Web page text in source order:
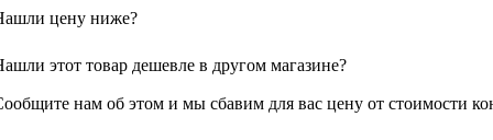
цену ниже?
этот товар дешевле в другом магазине?
нам об этом и мы сбавим для вас цену от стоимости